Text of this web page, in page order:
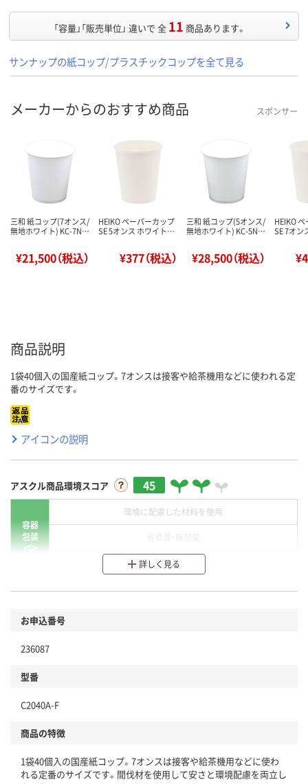
「容量」「販売単位」 違いで 全 11 商品あります。
サンナップの紙コップ/プラスチックコップを全て見る
メーカーからのおすすめ商品 スポンサー
三和 紙コップ(7オンス/
無地ホワイト) KC-7N…
¥21,500（税込）
HEIKO ペーパーカップ
SE 5オンス ホワイト…
¥377（税込）
三和 紙コップ(5オンス/
無地ホワイト) KC-5N…
¥28,500（税込）
HEIKO
SE 7オ
商品説明
1袋40個入の国産紙コップ。7オンスは接客や給茶機用などに使われる定
番のサイズです。
アイコンの説明
アスクル商品環境スコア 45
容器
包装
環境に配慮した材料を使用
分別・リサイクルしやすい設計
商品
本体
仕組
この商品の環境配慮ポイントです。下記商品詳細「
詳しく見る
お申込番号
236087
型番
C2040A-F
商品の特徴
1袋40個入の国産紙コップ。7オンスは接客や給茶機用などに使わ
れる定番のサイズです。間伐材を使用して安さと環境配慮を両立し